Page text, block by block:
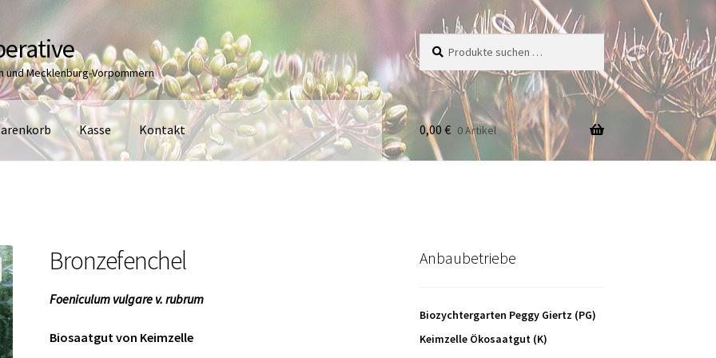
und Mecklenburg-Vorpommern
nach:
Kasse Kontakt 0,00 € 0 Artikel
Bronzefenchel
Foeniculum vulgare v. rubrum
Biosaatgut von Keimzelle
Anbaubetriebe
Biozychtergarten Peggy Giertz (PG)
Keimzelle Ökosaatgut (K)